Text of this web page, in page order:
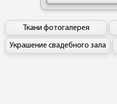
Ткани фотогалерея
Украшение свадебного зала